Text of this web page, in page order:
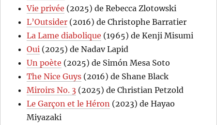
Vie privée (2025) de Rebecca Zlotowski
L’Outsider (2016) de Christophe Barratier
La Lame diabolique (1965) de Kenji Misumi
Oui (2025) de Nadav Lapid
Un poète (2025) de Simón Mesa Soto
The Nice Guys (2016) de Shane Black
Miroirs No. 3 (2025) de Christian Petzold
Le Garçon et le Héron (2023) de Hayao
Miyazaki